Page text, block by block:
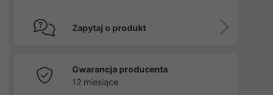
Zapytaj o produkt
Gwarancja producenta
12 miesiące